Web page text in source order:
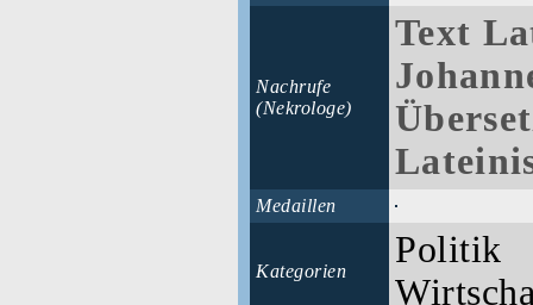
Nachrufe
(Nekrologe)
Text
Medaillen
Kategorien
Politik